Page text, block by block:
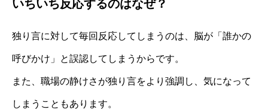
いちいち反応するのはなぜ？
独り言に対して毎回反応してしまうのは、脳が「誰かの
呼びかけ」と誤認してしまうからです。
また、職場の静けさが独り言をより強調し、気になって
しまうこともあります。